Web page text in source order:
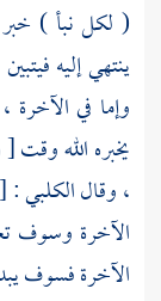
( لكل نبأ )
ينتهي إليه
وإما في الآخرة
يخبره الله
، وقالالكلبي:
الآخرة وسوف
الآخرة فسوف